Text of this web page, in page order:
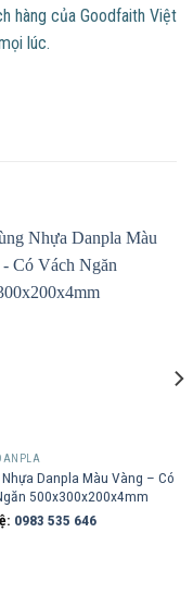
hàng của Goodfaith Việt
lúc.
Danpla Màu Vàng – Có
500x300x200x4mm
0983 535 646